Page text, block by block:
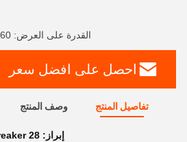
القدرة على العرض: 60 مجموعة / مجموعات شهريا
احصل على افضل سعر
تفاصيل المنتج وصف المنتج
إبراز: 28 Ton Excavator Rock Breaker